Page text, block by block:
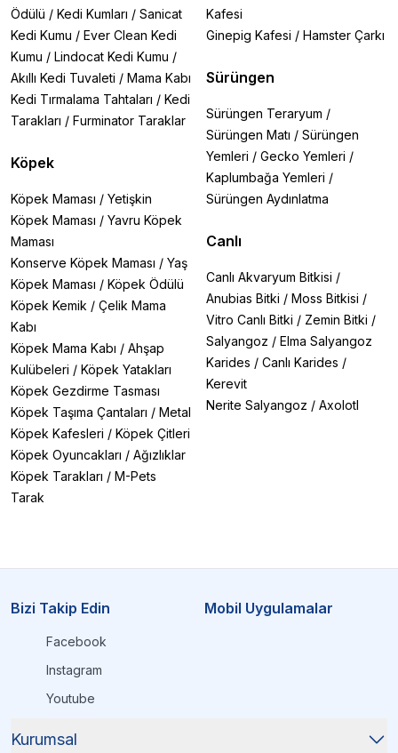
Ödülü / Kedi Kumları / Sanicat
Kedi Kumu / Ever Clean Kedi
Kumu / Lindocat Kedi Kumu /
Akıllı Kedi Tuvaleti / Mama Kabı
Kedi Tırmalama Tahtaları / Kedi
Tarakları / Furminator Taraklar
Köpek
Köpek Maması / Yetişkin
Köpek Maması / Yavru Köpek
Maması
Konserve Köpek Maması / Yaş
Köpek Maması / Köpek Ödülü
Köpek Kemik / Çelik Mama
Kabı
Köpek Mama Kabı / Ahşap
Kulübeleri / Köpek Yatakları
Köpek Gezdirme Tasması
Köpek Taşıma Çantaları / Metal
Köpek Kafesleri / Köpek Çitleri
Köpek Oyuncakları / Ağızlıklar
Köpek Tarakları / M-Pets
Tarak
Kafesi
Ginepig Kafesi / Hamster Çarkı
Sürüngen
Sürüngen Teraryum /
Sürüngen Matı / Sürüngen
Yemleri / Gecko Yemleri /
Kaplumbağa Yemleri /
Sürüngen Aydınlatma
Canlı
Canlı Akvaryum Bitkisi /
Anubias Bitki / Moss Bitkisi /
Vitro Canlı Bitki / Zemin Bitki /
Salyangoz / Elma Salyangoz
Karides / Canlı Karides /
Kerevit
Nerite Salyangoz / Axolotl
Bizi Takip Edin
Facebook
Instagram
Youtube
Mobil Uygulamalar
Kurumsal